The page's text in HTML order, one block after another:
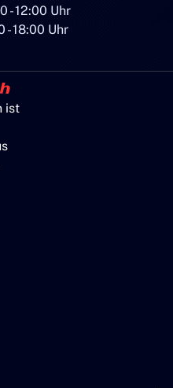
- 12:00 Uhr
- 18:00 Uhr
ist